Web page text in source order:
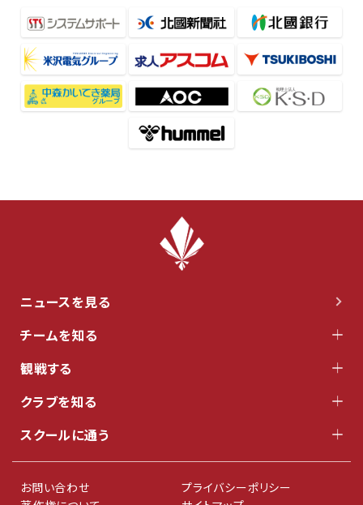
ニュースを見る
チームを知る
観戦する
クラブを知る
スクールに通う
お問い合わせ
プライバシーポリシー